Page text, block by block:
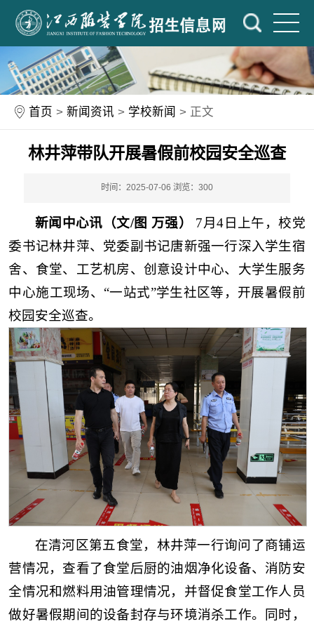
首页 >新闻资讯 > 学校新闻 > 正文
林井萍带队开展暑假前校园安全巡查
时间：2025-07-06 浏览： 300
新闻中心讯（文/图 万强） 7月4日上午，校党
委书记林井萍、党委副书记唐新强一行深入学生宿
舍、食堂、工艺机房、创意设计中心、大学生服务
中心施工现场、“一站式”学生社区等，开展暑假前
校园安全巡查。
在清河区第五食堂，林井萍一行询问了商铺运
营情况，查看了食堂后厨的油烟净化设备、消防安
全情况和燃料用油管理情况，并督促食堂工作人员
做好暑假期间的设备封存与环境消杀工作。同时，